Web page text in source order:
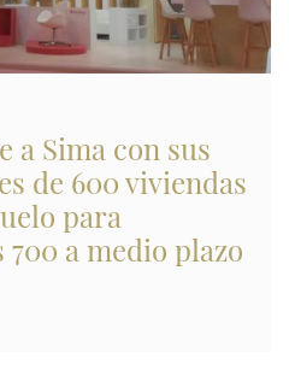
a Sima con sus
de 600 viviendas
para
a medio plazo